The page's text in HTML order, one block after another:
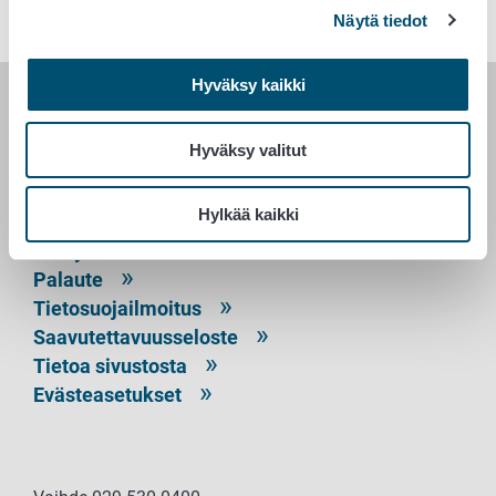
Näytä tiedot
Hyväksy kaikki
Hyväksy valitut
Hylkää kaikki
RUOKAVIRASTO
PL 100
Palaute
Tietosuojailmoitus
Saavutettavuusseloste
Tietoa sivustosta
Evästeasetukset